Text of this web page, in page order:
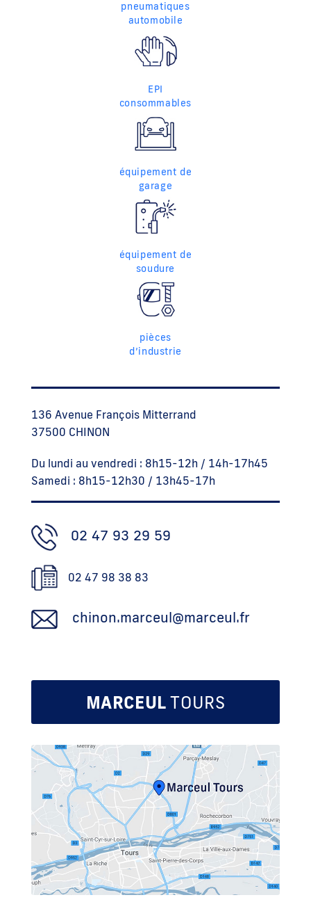
pneumatiques
automobile
EPI
consommables
équipement de
garage
équipement de
soudure
pièces
d’industrie
136 Avenue François Mitterrand
37500 CHINON
Du lundi au vendredi : 8h15-12h / 14h-17h45
Samedi : 8h15-12h30 / 13h45-17h
02 47 93 29 59
02 47 98 38 83
chinon.marceul@marceul.fr
MARCEULTOURS